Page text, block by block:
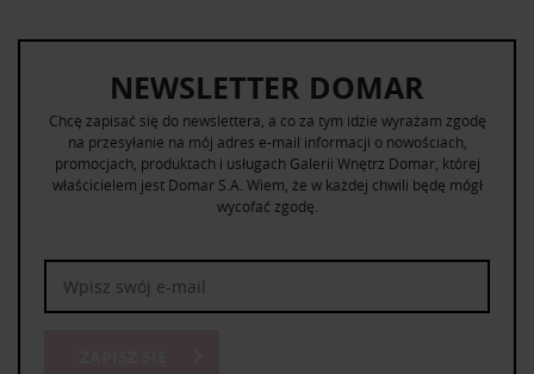
NEWSLETTER DOMAR
Chcę zapisać się do newslettera, a co za tym idzie wyrażam zgodę
na przesyłanie na mój adres e-mail informacji o nowościach,
promocjach, produktach i usługach Galerii Wnętrz Domar, której
właścicielem jest Domar S.A. Wiem, że w każdej chwili będę mógł
wycofać zgodę.